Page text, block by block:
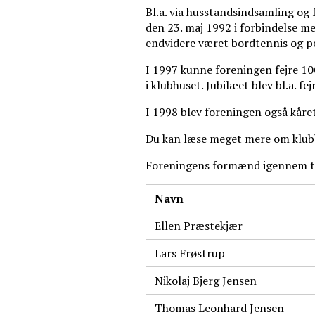
Bl.a. via husstandsindsamling
den 23. maj 1992 i forbindelse
endvidere været bordtennis og
I 1997 kunne foreningen fejre
i klubhuset. Jubilæet blev bl.a.
I 1998 blev foreningen også
Du kan læse meget mere om
Foreningens formænd igennem
Navn
Ellen Præstekjær
Lars Frøstrup
Nikolaj Bjerg Jensen
Thomas Leonhard Jensen